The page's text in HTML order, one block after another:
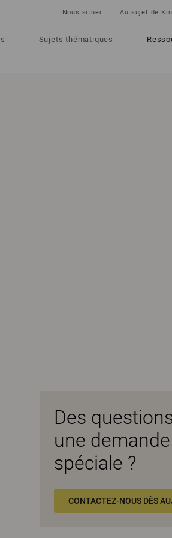
Sujets thématiques
Nous situer Au sujet de
Des
une demande
spéciale ?
CONTACTEZ-NOUS DÈS